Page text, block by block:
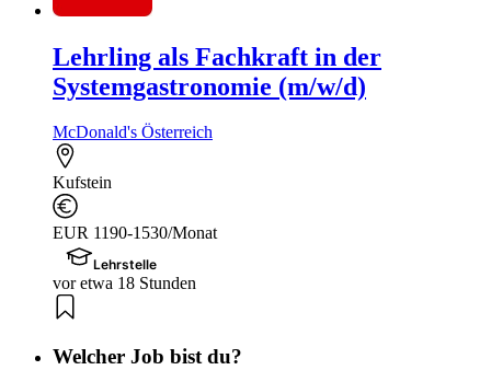
Lehrling als Fachkraft in der
Systemgastronomie (m/w/d)
McDonald's Österreich
Kufstein
EUR 1190-1530/Monat
Lehrstelle
vor etwa 18 Stunden
Welcher Job bist du?